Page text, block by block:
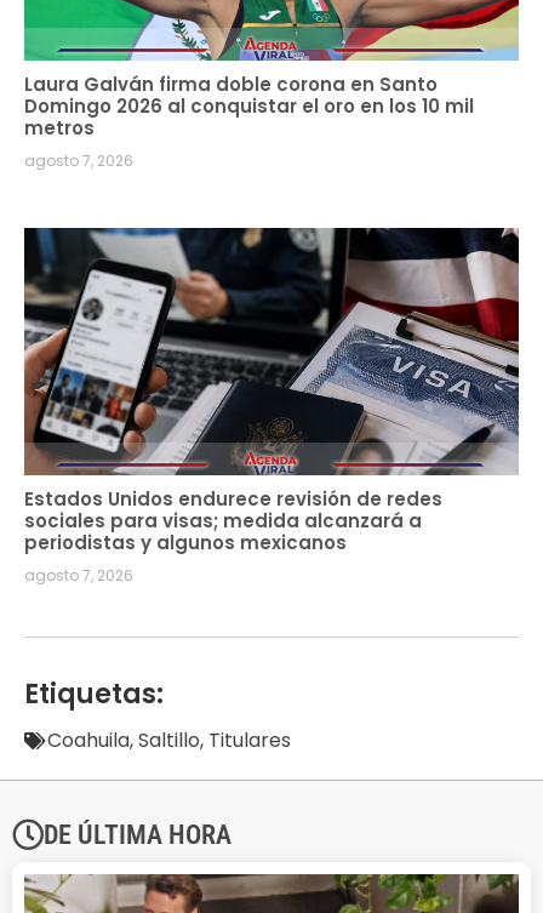
Laura Galván firma doble corona en Santo
Domingo 2026 al conquistar el oro en los 10 mil
metros
agosto 7, 2026
Estados Unidos endurece revisión de redes
sociales para visas; medida alcanzará a
periodistas y algunos mexicanos
agosto 7, 2026
Etiquetas:
Coahuila,Saltillo, Titulares
DE ÚLTIMA HORA